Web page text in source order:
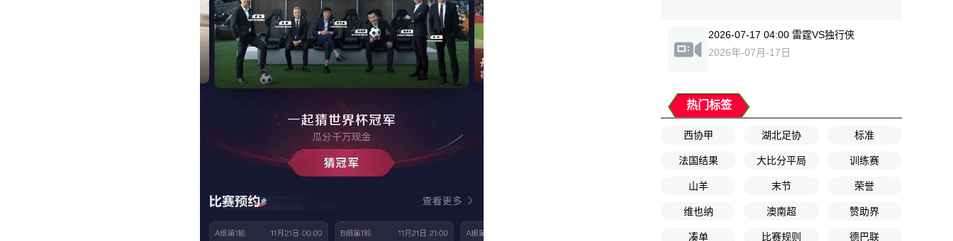
2026-07-17 04:00 雷霆VS独行侠
2026年-07月-17日
热门标签
西协甲 湖北足协 标准
法国结果 大比分平局 训练赛
山羊 末节 荣誉
维也纳 澳南超 赞助界
凑单 比赛规则 德巴联